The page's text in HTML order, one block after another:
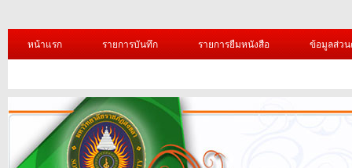
หน้าแรก รายการบันทึก รายการยืมหนังสือ ข้อมูลส่ว